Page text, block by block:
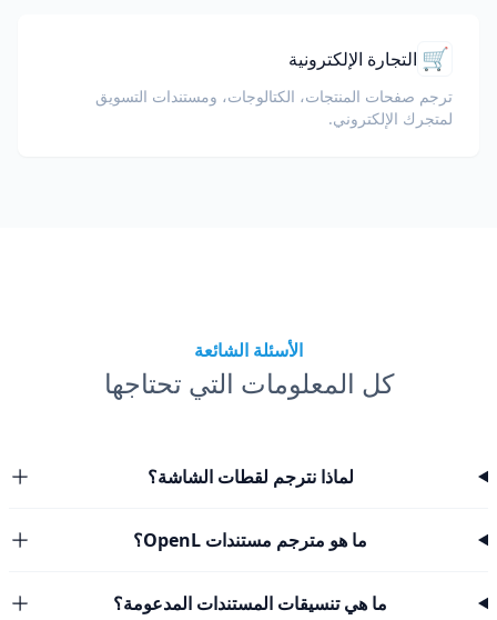
🛒 التجارة الإلكترونية
ترجم صفحات المنتجات، الكتالوجات، ومستندات التسويق
لمتجرك الإلكتروني.
الأسئلة الشائعة
كل المعلومات التي تحتاجها
لماذا نترجم لقطات الشاشة؟
ما هو مترجم مستندات OpenL؟
ما هي تنسيقات المستندات المدعومة؟